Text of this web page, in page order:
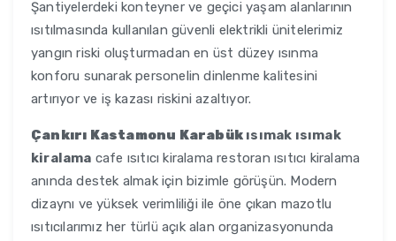
Şantiyelerdeki konteyner ve geçici yaşam alanlarının
ısıtılmasında kullanılan güvenli elektrikli ünitelerimiz
yangın riski oluşturmadan en üst düzey ısınma
konforu sunarak personelin dinlenme kalitesini
artırıyor ve iş kazası riskini azaltıyor.
Çankırı Kastamonu Karabük ısımak ısımak
kiralama cafe ısıtıcı kiralama restoran ısıtıcı kiralama
anında destek almak için bizimle görüşün. Modern
dizaynı ve yüksek verimliliği ile öne çıkan mazotlu
ısıtıcılarımız her türlü açık alan organizasyonunda